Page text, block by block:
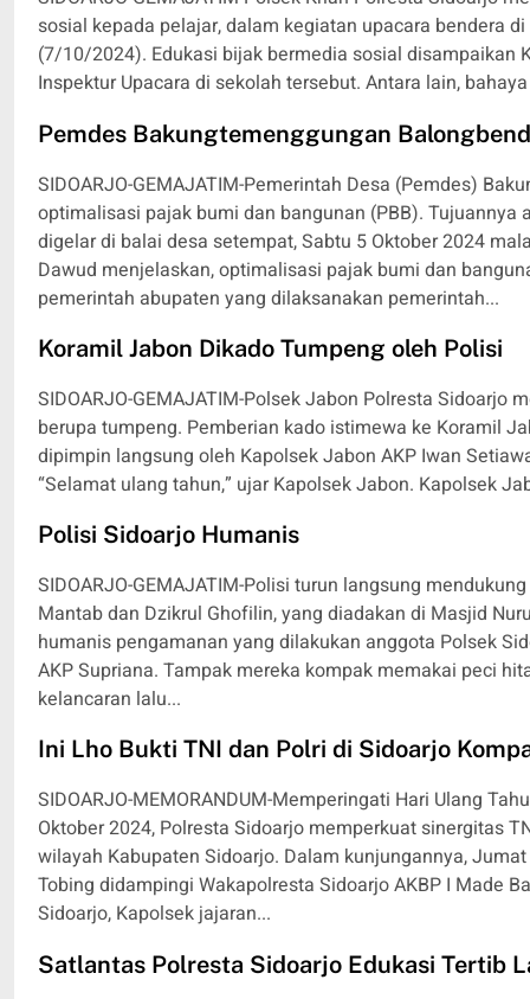
sosial kepada pelajar, dalam kegiatan upacara bendera
(7/10/2024). Edukasi bijak bermedia sosial disampaikan
Inspektur Upacara di sekolah tersebut. Antara lain,
Pemdes Bakungtemenggungan
SIDOARJO-GEMAJATIM-Pemerintah Desa (Pemdes)
optimalisasi pajak bumi dan bangunan (PBB).
digelar di balai desa setempat, Sabtu 5 Oktober 2024
Dawud menjelaskan, optimalisasi pajak bumi dan
pemerintah abupaten yang dilaksanakan pemerintah...
Koramil Jabon Dikado Tumpeng oleh Polisi
SIDOARJO-GEMAJATIM-Polsek Jabon Polresta Sidoarjo
berupa tumpeng. Pemberian kado istimewa ke Koramil
dipimpin langsung oleh Kapolsek Jabon AKP Iwan
“Selamat ulang tahun,” ujar Kapolsek Jabon. Kapolsek
Polisi Sidoarjo Humanis
SIDOARJO-GEMAJATIM-Polisi turun langsung
Mantab dan Dzikrul Ghofilin, yang diadakan di Masjid
humanis pengamanan yang dilakukan anggota Polsek
AKP Supriana. Tampak mereka kompak memakai peci
kelancaran lalu...
Ini Lho Bukti TNI dan Polri di Sidoarjo
SIDOARJO-MEMORANDUM-Memperingati Hari Ulang
Oktober 2024, Polresta Sidoarjo memperkuat sinergitas
wilayah Kabupaten Sidoarjo. Dalam kunjungannya,
Tobing didampingi Wakapolresta Sidoarjo AKBP I Made
Sidoarjo, Kapolsek jajaran...
Satlantas Polresta Sidoarjo Edukasi Tertib